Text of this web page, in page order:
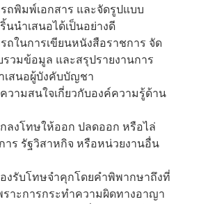
ถพิมพ์เอกสาร และจัดรูปแบบ
นนำเสนอได้เป็นอย่างดี
ถในการเขียนหนังสือราชการ จัด
วมข้อมูล และสรุปรายงานการ
เสนอผู้บังคับบัญชา
วามสนใจเกี่ยวกับองค์ความรู้ด้าน
กลงโทษให้ออก ปลดออก หรือไล่
าร รัฐวิสาหกิจ หรือหน่วยงานอื่น
องรับโทษจำคุกโดยคำพิพากษาถึงที่
ราะการกระทำความผิดทางอาญา